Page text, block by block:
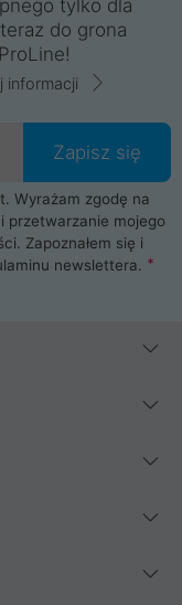
tylko dla
do grona
informacji
Zapisz się
Wyrażam zgodę na
przetwarzanie mojego
Zapoznałem się i
newslettera.